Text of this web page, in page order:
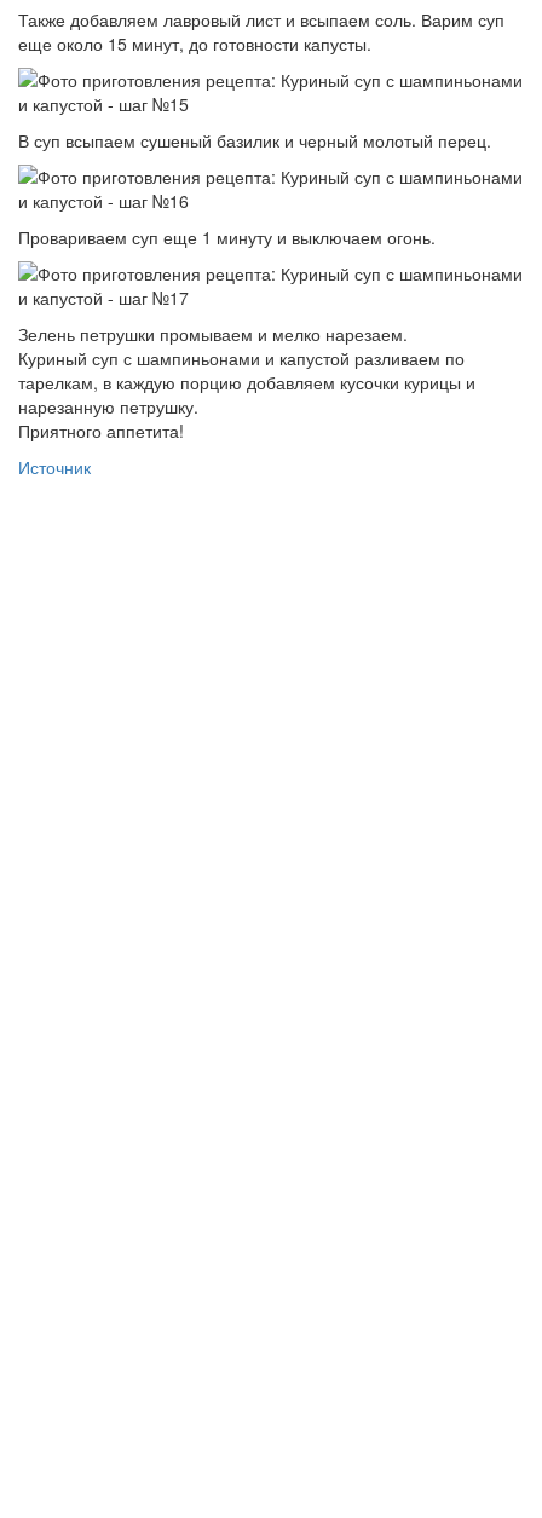
Также добавляем лавровый лист и всыпаем соль. Варим суп
еще около 15 минут, до готовности капусты.
В суп всыпаем сушеный базилик и черный молотый перец.
Провариваем суп еще 1 минуту и выключаем огонь.
Зелень петрушки промываем и мелко нарезаем.
Куриный суп с шампиньонами и капустой разливаем по
тарелкам, в каждую порцию добавляем кусочки курицы и
нарезанную петрушку.
Приятного аппетита!
Источник